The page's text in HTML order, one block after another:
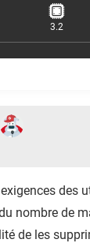
3.2
des
nombre de
de les